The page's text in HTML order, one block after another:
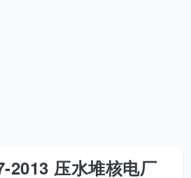
2013 压水堆核电厂